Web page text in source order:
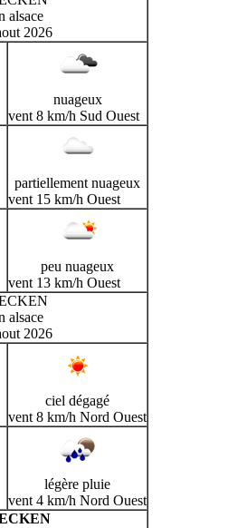
alsace
2026
nuageux
vent 8 km/h Sud Ouest
partiellement nuageux
vent 15 km/h Ouest
peu nuageux
vent 13 km/h Ouest
alsace
2026
ciel dégagé
vent 8 km/h Nord Ouest
légère pluie
vent 4 km/h Nord Ouest